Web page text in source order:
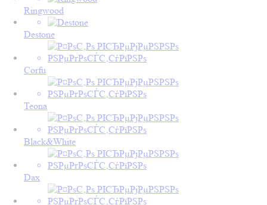
Ringwood
Destone
Corfu
Teona
Black&White
Dax